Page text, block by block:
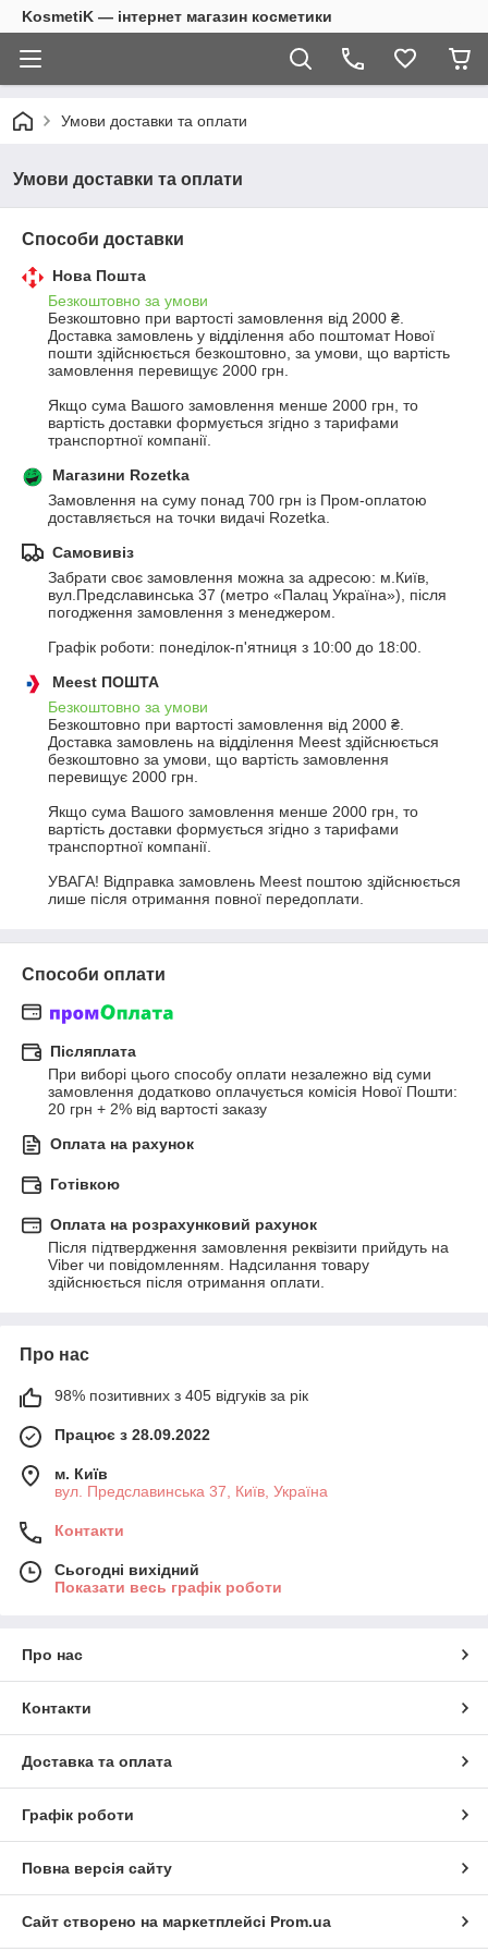
KosmetiK — інтернет магазин косметики
Умови доставки та оплати
Умови доставки та оплати
Способи доставки
Нова Пошта
Безкоштовно за умови
Безкоштовно при вартості замовлення від 2000 ₴.
Доставка замовлень у відділення або поштомат Нової
пошти здійснюється безкоштовно, за умови, що вартість
замовлення перевищує 2000 грн.
Якщо сума Вашого замовлення менше 2000 грн, то
вартість доставки формується згідно з тарифами
транспортної компанії.
Магазини Rozetka
Замовлення на суму понад 700 грн із Пром-оплатою
доставляється на точки видачі Rozetka.
Самовивіз
Забрати своє замовлення можна за адресою: м.Київ,
вул.Предславинська 37 (метро «Палац Україна»), після
погодження замовлення з менеджером.
Графік роботи: понеділок-п'ятниця з 10:00 до 18:00.
Meest ПОШТА
Безкоштовно за умови
Безкоштовно при вартості замовлення від 2000 ₴.
Доставка замовлень на відділення Meest здійснюється
безкоштовно за умови, що вартість замовлення
перевищує 2000 грн.
Якщо сума Вашого замовлення менше 2000 грн, то
вартість доставки формується згідно з тарифами
транспортної компанії.
УВАГА! Відправка замовлень Meest поштою здійснюється
лише після отримання повної передоплати.
Способи оплати
Післяплата
При виборі цього способу оплати незалежно від суми
замовлення додатково оплачується комісія Нової Пошти:
20 грн + 2% від вартості заказу
Оплата на рахунок
Готівкою
Оплата на розрахунковий рахунок
Після підтвердження замовлення реквізити прийдуть на
Viber чи повідомленням. Надсилання товару
здійснюється після отримання оплати.
Про нас
98% позитивних з 405 відгуків за рік
Працює з 28.09.2022
м. Київ
вул. Предславинська 37, Київ, Україна
Контакти
Сьогодні вихідний
Показати весь графік роботи
Про нас
Контакти
Доставка та оплата
Графік роботи
Повна версія сайту
Сайт створено на маркетплейсі Prom.ua